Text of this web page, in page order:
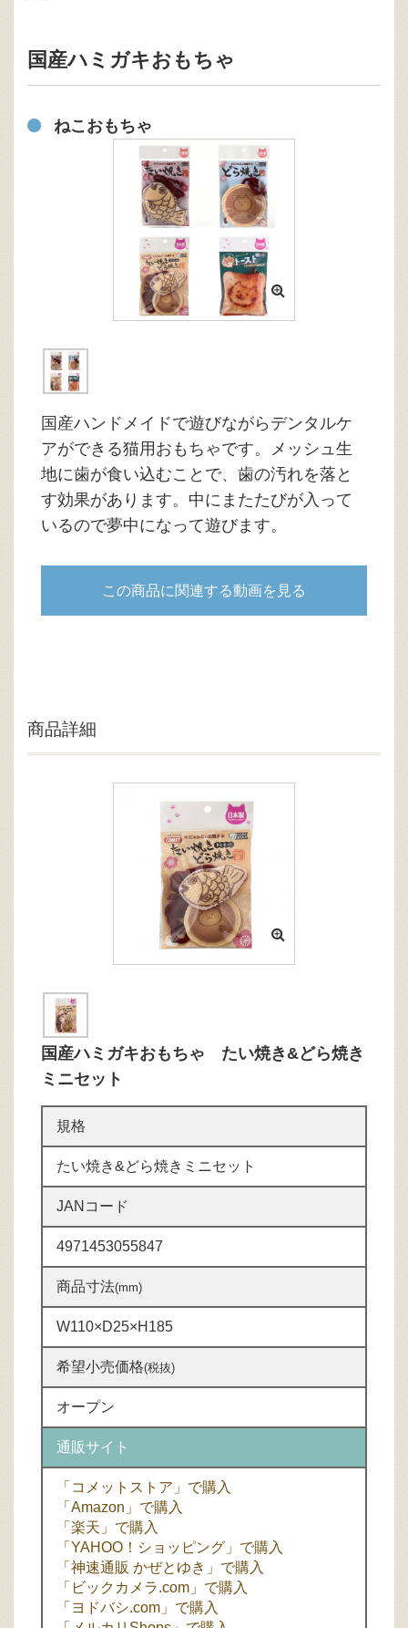
国産ハミガキおもちゃ
ねこおもちゃ
国産ハンドメイドで遊びながらデンタルケ
アができる猫用おもちゃです。メッシュ生
地に歯が食い込むことで、歯の汚れを落と
す効果があります。中にまたたびが入って
いるので夢中になって遊びます。
この商品に関連する動画を見る
商品詳細
国産ハミガキおもちゃ たい焼き&どら焼き
ミニセット
規格
たい焼き&どら焼きミニセット
JANコード
4971453055847
商品寸法(mm)
W110×D25×H185
希望小売価格(税抜)
オープン
通販サイト
「コメットストア」で購入
「Amazon」で購入
「楽天」で購入
「YAHOO！ショッピング」で購入
「神速通販 かぜとゆき」で購入
「ビックカメラ.com」で購入
「ヨドバシ.com」で購入